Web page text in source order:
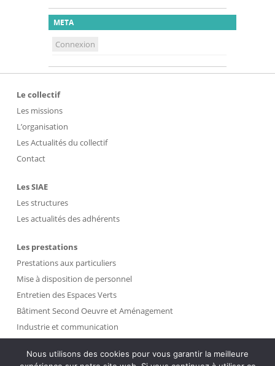
META
Connexion
Le collectif
Les missions
L’organisation
Les Actualités du collectif
Contact
Les SIAE
Les structures
Les actualités des adhérents
Les prestations
Prestations aux particuliers
Mise à disposition de personnel
Entretien des Espaces Verts
Bâtiment Second Oeuvre et Aménagement
Industrie et communication
Nous utilisons des cookies pour vous garantir la meilleure